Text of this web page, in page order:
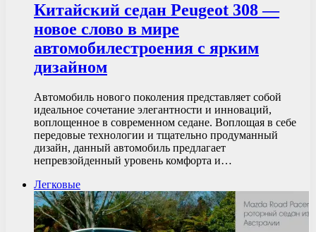
Китайский седан Peugeot 308 —
новое слово в мире
автомобилестроения с ярким
дизайном
Автомобиль нового поколения представляет собой
идеальное сочетание элегантности и инноваций,
воплощенное в современном седане. Воплощая в себе
передовые технологии и тщательно продуманный
дизайн, данный автомобиль предлагает
непревзойденный уровень комфорта и…
Легковые